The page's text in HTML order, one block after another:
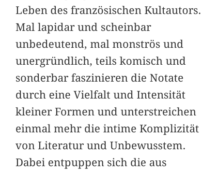
Leben des französischen Kultautors.
Mal lapidar und scheinbar
unbedeutend, mal monströs und
unergründlich, teils komisch und
sonderbar faszinieren die Notate
durch eine Vielfalt und Intensität
kleiner Formen und unterstreichen
einmal mehr die intime Komplizität
von Literatur und Unbewusstem.
Dabei entpuppen sich die aus